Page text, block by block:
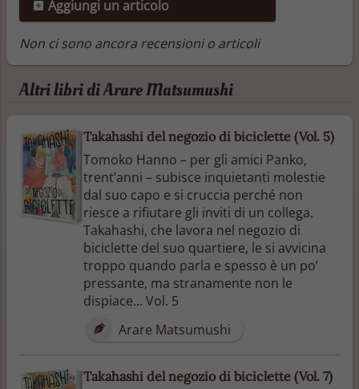
Aggiungi un articolo
Non ci sono ancora recensioni o articoli
Altri libri di Arare Matsumushi
Takahashi del negozio di biciclette (Vol. 5)
Tomoko Hanno – per gli amici Panko,
trent’anni – subisce inquietanti molestie
dal suo capo e si cruccia perché non
riesce a rifiutare gli inviti di un collega.
Takahashi, che lavora nel negozio di
biciclette del suo quartiere, le si avvicina
troppo quando parla e spesso è un po’
pressante, ma stranamente non le
dispiace… Vol. 5
Arare Matsumushi
Takahashi del negozio di biciclette (Vol. 7)